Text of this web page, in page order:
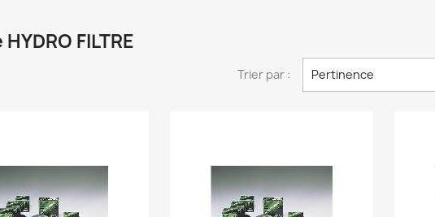
FILTRE
Trier par : Pertinence